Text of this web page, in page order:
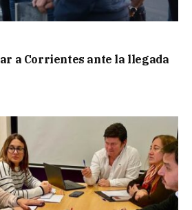
a Corrientes ante la llegada